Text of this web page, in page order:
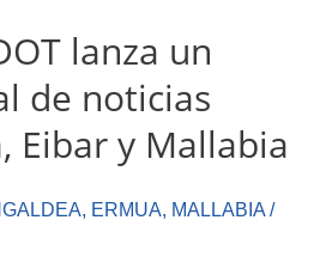
lanza un
de noticias
Eibar y Mallabia
, ERMUA, MALLABIA /